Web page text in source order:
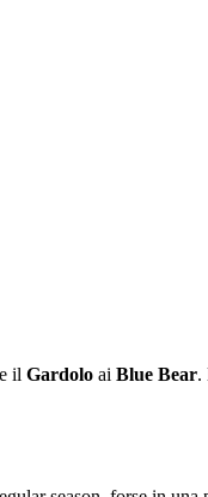
il Gardolo ai Blue Bear.